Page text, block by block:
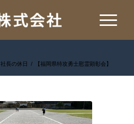
社長の休日 / 【福岡県特攻勇士慰霊顕彰会】